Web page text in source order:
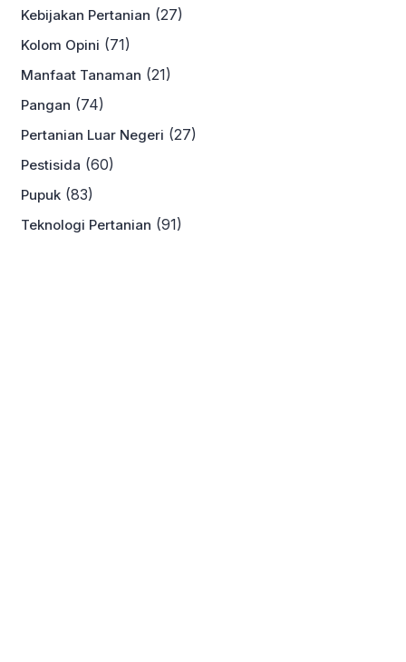
Kebijakan Pertanian (27)
Kolom Opini (71)
Manfaat Tanaman (21)
Pangan (74)
Pertanian Luar Negeri (27)
Pestisida (60)
Pupuk (83)
Teknologi Pertanian (91)